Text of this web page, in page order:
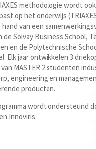
methodologie wordt ook
op het onderwijs
hand van een
de Solvay Business School,
en de Polytechnische
Elk jaar ontwikkelen 3
MASTER 2 studenten
engineering en
producten.
wordt ondersteund
Innoviris.